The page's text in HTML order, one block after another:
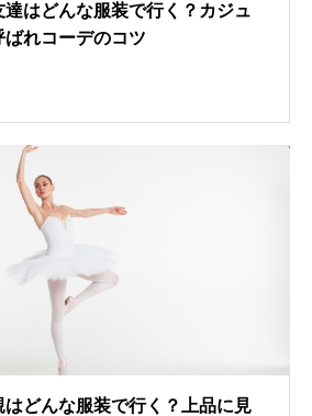
はどんな服装で行く？カジュ
れコーデのコツ
どんな服装で行く？上品に見